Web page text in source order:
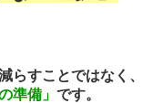
らすことではなく、
準備」 です。